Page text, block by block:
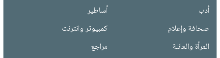
أدب
أساطير
صحافة وإعلام
كمبيوتر وانترنت
المرأة والعائلة
مراجع